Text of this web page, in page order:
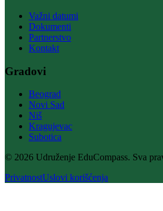
Važni datumi
Dokumenti
Partnerstvo
Kontakt
Gradovi
Beograd
Novi Sad
Niš
Kragujevac
Subotica
© 2026 Udruženje EduCompass. Sva
PrivatnostUslovi korišćenja